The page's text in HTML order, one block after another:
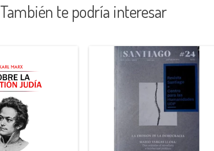
También te podría interesar